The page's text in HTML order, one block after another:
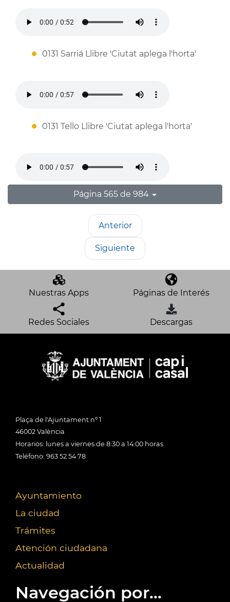
0131 Sarriá Llibre 'Ciutat aplega l'horta'
0131 Tello Llibre 'Ciutat aplega l'horta'
Página 565 de 984
Anterior
Siguiente
Nuestras Apps Páginas de Interés
Redes Sociales Descargas
Plaça de l'Ajuntament nº 1
46002 València
Horarios: lunes a viernes de 8:30 a 14:00 horas
Teléfono: 963 52 54 78
Ayuntamiento
La ciudad
Trámites
Atención ciudadana
Actualidad
Navegación por...